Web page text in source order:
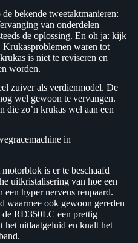
bekende tweetaktmanieren:
van onderdelen
de oplossing. En oh ja: kijk
Krukasproblemen waren tot
is niet te reviseren en
worden.
zuiver als verdienmodel. De
wel gewoon te vervangen.
die zo’n krukas wel aan een
in
is er te beschaafd
uitkristalisering van hoe een
hyper nerveus renpaard.
waarmee ook gewoon gereden
RD350LC een prettig
het uitlaatgeluid en knalt het